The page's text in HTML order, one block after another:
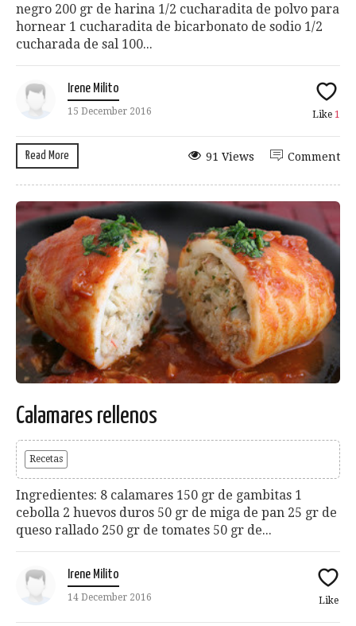
negro 200 gr de harina 1/2 cucharadita de polvo para
hornear 1 cucharadita de bicarbonato de sodio 1/2
cucharada de sal 100...
Irene Milito
15 December 2016 Like 1
Read More Comment
91 Views
Calamares rellenos
Recetas
Ingredientes: 8 calamares 150 gr de gambitas 1
cebolla 2 huevos duros 50 gr de miga de pan 25 gr de
queso rallado 250 gr de tomates 50 gr de...
Irene Milito
14 December 2016 Like